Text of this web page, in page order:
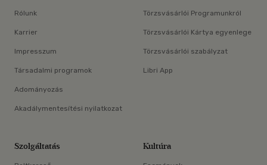
Rólunk
Karrier
Impresszum
Társadalmi programok
Adományozás
Akadálymentesítési nyilatkozat
Törzsvásárlói Programunkról
Törzsvásárlói Kártya egyenlege
Törzsvásárlói szabályzat
Libri App
Szolgáltatás Kultúra